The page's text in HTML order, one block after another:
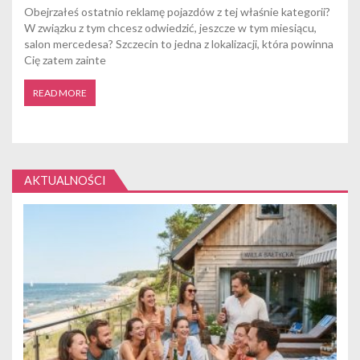
Obejrzałeś ostatnio reklamę pojazdów z tej właśnie kategorii?
W związku z tym chcesz odwiedzić, jeszcze w tym miesiącu,
salon mercedesa? Szczecin to jedna z lokalizacji, która powinna
Cię zatem zainte
READ MORE
AKTUALNOŚCI